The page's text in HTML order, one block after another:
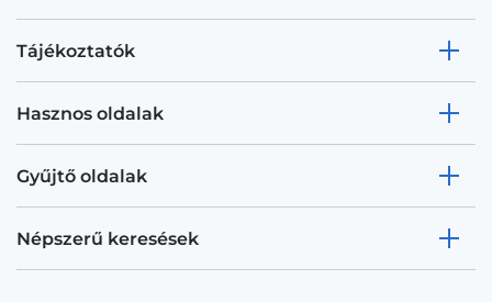
Tájékoztatók
Hasznos oldalak
Gyűjtő oldalak
Népszerű keresések